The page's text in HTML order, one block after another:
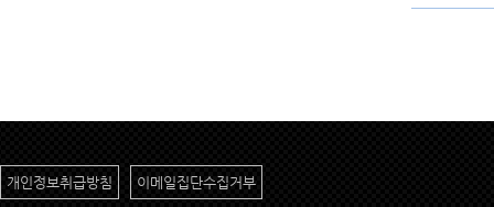
개인정보취급방침 이메일집단수집거부